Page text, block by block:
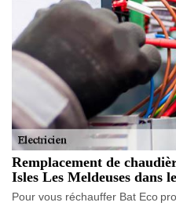
Remplacement de
Isles Les Meldeuses dans
Pour vous réchauffer Bat Eco